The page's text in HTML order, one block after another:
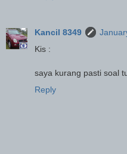
Kancil 8349
Kis :
saya kurang pasti soal
Reply